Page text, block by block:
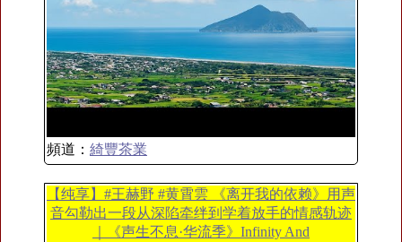
頻道： 綺豐茶業
【纯享】#王赫野 #黄霄雲 《离开我的依赖》用声
音勾勒出一段从深陷牵绊到学着放手的情感轨迹
｜《声生不息·华流季》Infinity And